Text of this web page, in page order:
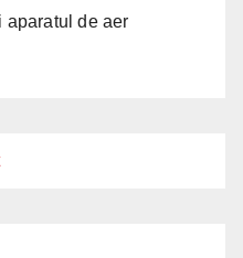
aparatul de aer